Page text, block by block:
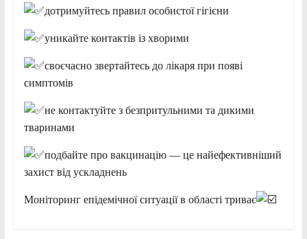
дотримуйтесь правил особистої гігієни
уникайте контактів із хворими
своєчасно звертайтесь до лікаря при появі
симптомів
не контактуйте з безпритульними та дикими
тваринами
подбайте про вакцинацію — це найефективніший
захист від ускладнень
Моніторинг епідемічної ситуації в області триває